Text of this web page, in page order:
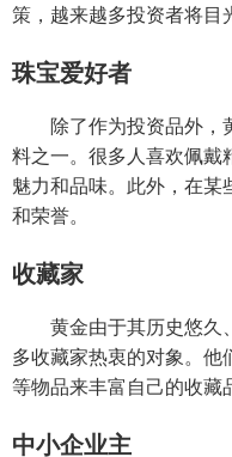
策，越来越多投资者将目
珠宝爱好者
除了作为投资品外，
料之一。很多人喜欢佩戴
魅力和品味。此外，在某
和荣誉。
收藏家
黄金由于其历史悠久
多收藏家热衷的对象。他
等物品来丰富自己的收藏
中小企业主